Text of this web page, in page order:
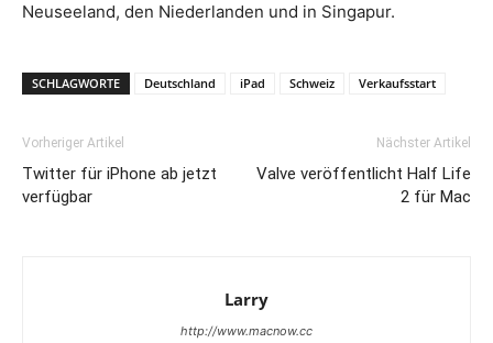
Neuseeland, den Niederlanden und in Singapur.
SCHLAGWORTE Deutschland iPad Schweiz Verkaufsstart
Vorheriger Artikel
Twitter für iPhone ab jetzt
verfügbar
Nächster Artikel
Valve veröffentlicht Half Life
2 für Mac
Larry
http://www.macnow.cc